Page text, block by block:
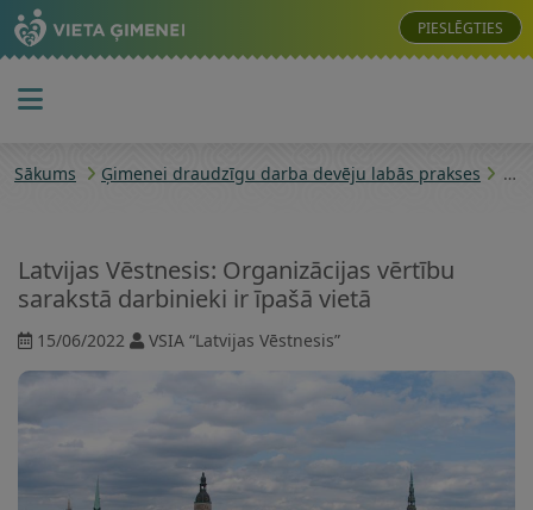
PIESLĒGTIES
Sākums Ģimenei draudzīgu darba devēju labās prakses
Latvijas Vēstnesis: Organizācijas vērtību
sarakstā darbinieki ir īpašā vietā
15/06/2022 VSIA “Latvijas Vēstnesis”